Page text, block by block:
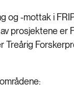
og -mottak i
prosjektene er
Treårig